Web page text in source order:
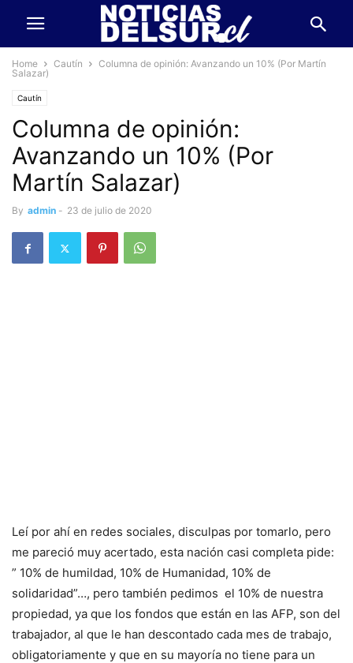
Home Cautín
Columna de opinión: Avanzando un 10% (Por Martín
Salazar)
Cautín
Columna de opinión:
Avanzando un 10% (Por
Martín Salazar)
By admin - 23 de julio de 2020
Leí por ahí en redes sociales, disculpas por tomarlo, pero
me pareció muy acertado, esta nación casi completa pide:
” 10% de humildad, 10% de Humanidad, 10% de
solidaridad”…, pero también pedimos el 10% de nuestra
propiedad, ya que los fondos que están en las AFP, son del
trabajador, al que le han descontado cada mes de trabajo,
obligatoriamente y que en su mayoría no tiene para un